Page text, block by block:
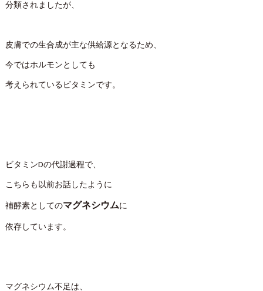
分類されましたが、
皮膚での生合成が主な供給源となるため、
今ではホルモンとしても
考えられているビタミンです。
ビタミンDの代謝過程で、
こちらも以前お話したように
補酵素としてのマグネシウムに
依存しています。
マグネシウム不足は、